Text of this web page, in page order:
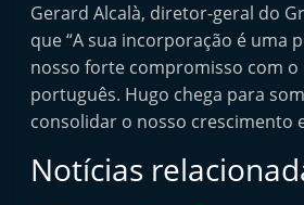
n
t
e
d
A
Gerard Alcalà, diretor-geral do
que “A sua incorporação é uma
nosso forte compromisso com o
português. Hugo chega para
consolidar o nosso crescimento
Notícias